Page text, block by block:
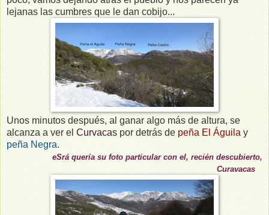
lejanas las cumbres que le dan cobijo...
Unos minutos después, al ganar algo más de altura, se
alcanza a ver el Curvacas por detrás de peña El Águila y
peña Negra.
eSrá quería su foto particular con el, recién descubierto,
Curavacas